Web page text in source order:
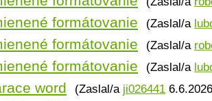
formátovanie (Zaslal/a
formátovanie (Zaslal/a
formátovanie (Zaslal/a
word (Zaslal/a ji026441